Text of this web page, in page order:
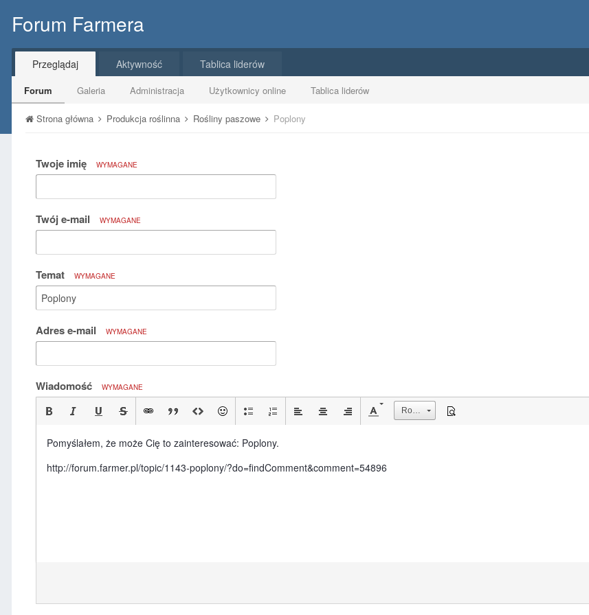
Forum Farmera
Przeglądaj
Forum Galeria Administracja Użytkownicy online Tablica liderów
Aktywność Tablica liderów
Strona główna Produkcja roślinna Rośliny paszowe Poplony
Twoje imię WYMAGANE
Twój e-mail WYMAGANE
Temat WYMAGANE
Adres e-mail WYMAGANE
Wiadomość WYMAGANE
Rozmiar
Pomyślałem, że może Cię to zainteresować: Poplony.
http://forum.farmer.pl/topic/1143-poplony/?do=findComment&comment=54896